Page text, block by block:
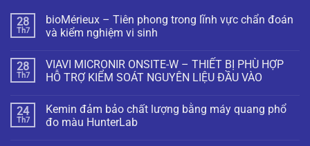
28
Th7
bioMérieux – Tiên phong trong lĩnh vực chẩn đoán
và kiểm nghiệm vi sinh
28
Th7
VIAVI MICRONIR ONSITE-W – THIẾT BỊ PHÙ HỢP
HỖ TRỢ KIỂM SOÁT NGUYÊN LIỆU ĐẦU VÀO
24
Th7
Kemin đảm bảo chất lượng bằng máy quang phổ
đo màu HunterLab